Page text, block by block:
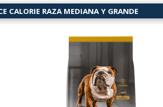
CALORIE RAZA MEDIANA Y GRANDE